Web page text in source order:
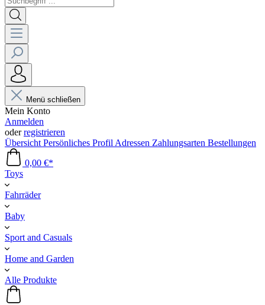
Menü schließen
Mein Konto
Anmelden
oderregistrieren
Übersicht Persönliches Profil Adressen Zahlungsarten Bestellungen
0,00 €*
Toys
Fahrräder
Baby
Sport and Casuals
Home and Garden
Alle Produkte